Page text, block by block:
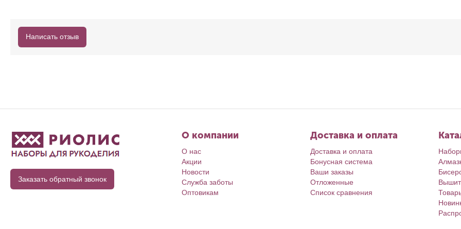
Написать отзыв
Заказать обратный звонок
О компании
О нас
Акции
Новости
Служба заботы
Оптовикам
Доставка и оплата
Доставка и оплата
Бонусная система
Ваши заказы
Отложенные
Список сравнения